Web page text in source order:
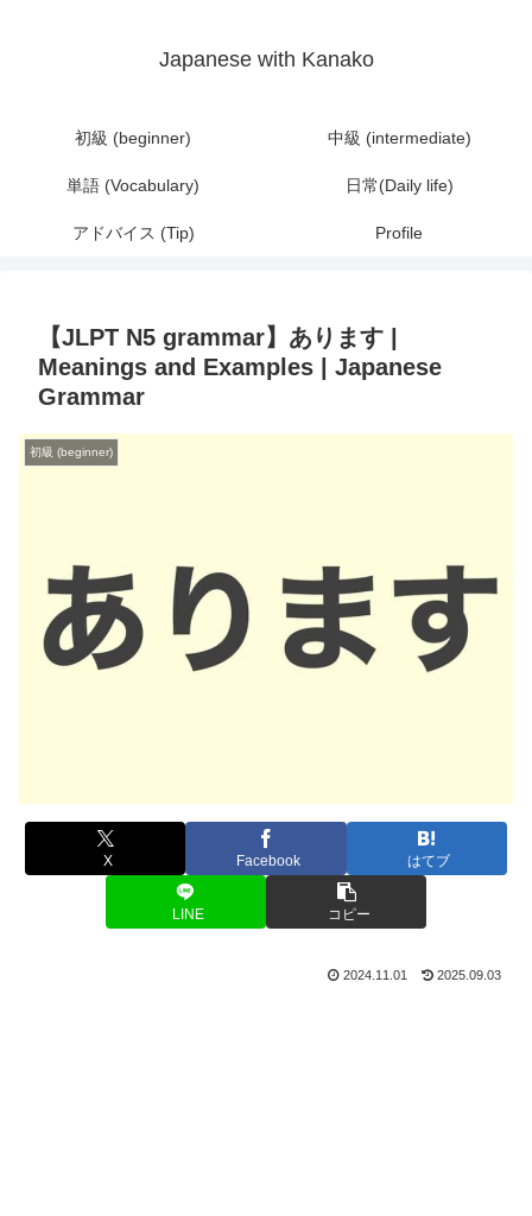
Japanese with Kanako
初級 (beginner) 中級 (intermediate)
単語 (Vocabulary) 日常(Daily life)
アドバイス (Tip) Profile
【JLPT N5 grammar】あります |
Meanings and Examples | Japanese
Grammar
初級 (beginner)
X Facebook はてブ
LINE コピー
2024.11.01 2025.09.03